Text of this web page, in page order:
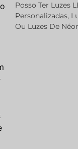
Posso Ter Luzes
Personalizadas,
Ou Luzes De